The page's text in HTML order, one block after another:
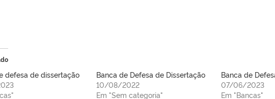
defesa de dissertação
Banca de Defesa de Dissertação
10/08/2022
Em "Sem categoria"
Banca de
07/06/2023
Em "Bancas"